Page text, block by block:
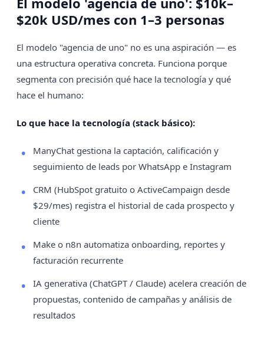
$20k USD/mes con 1–3 personas
El modelo "agencia de uno" no es una aspiración — es
una estructura operativa concreta. Funciona porque
segmenta con precisión qué hace la tecnología y qué
hace el humano:
Lo que hace la tecnología (stack básico):
ManyChat gestiona la captación, calificación y
seguimiento de leads por WhatsApp e Instagram
CRM (HubSpot gratuito o ActiveCampaign desde
$29/mes) registra el historial de cada prospecto y
cliente
Make o n8n automatiza onboarding, reportes y
facturación recurrente
IA generativa (ChatGPT / Claude) acelera creación de
propuestas, contenido de campañas y análisis de
resultados